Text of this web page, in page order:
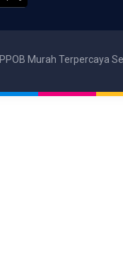
Murah Terpercaya